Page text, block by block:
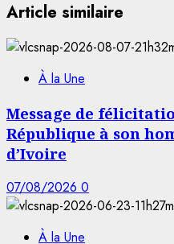
Article similaire
À la Une
Message de
République à son
d’Ivoire
07/08/2026 0
À la Une